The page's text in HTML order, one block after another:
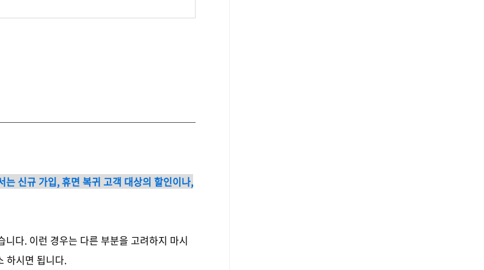
는 신규 가입, 휴면 복귀 고객 대상의 할인이나,
니다. 이런 경우는 다른 부분을 고려하지 마시
하시면 됩니다.